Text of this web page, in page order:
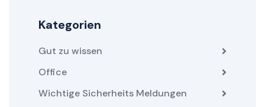
Kategorien
Gut zu wissen
Office
Wichtige Sicherheits Meldungen